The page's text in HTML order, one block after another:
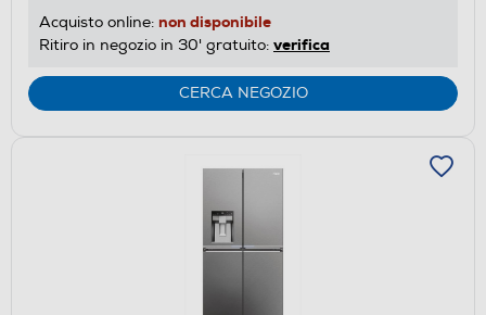
risparmio
energetico
Youreko.
Acquisto online: non disponibile
Ritiro in negozio in 30' gratuito: verifica
CERCA NEGOZIO